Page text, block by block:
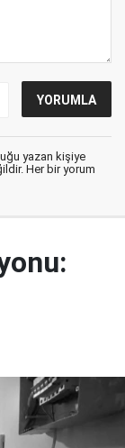
yazan kişiye
Her bir yorum